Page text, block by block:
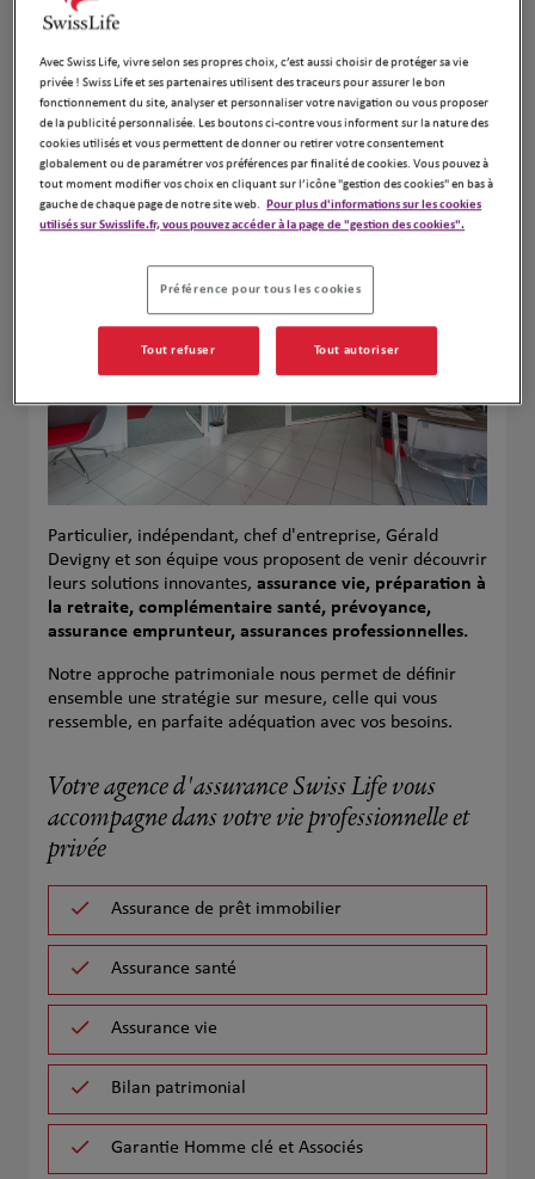
Leaflet| Map ©2026HERE
Naviguer Itinéraire
Particulier, indépendant, chef d'entreprise, Gérald
Devigny et son équipe vous proposent de venir découvrir
leurs solutions innovantes, assurance vie, préparation à
la retraite, complémentaire santé, prévoyance,
assurance emprunteur, assurances professionnelles.
Notre approche patrimoniale nous permet de définir
ensemble une stratégie sur mesure, celle qui vous
ressemble, en parfaite adéquation avec vos besoins.
Votre agence d'assurance Swiss Life vous
accompagne dans votre vie professionnelle et
privée
Assurance de prêt immobilier
Assurance santé
Assurance vie
Bilan patrimonial
Garantie Homme clé et Associés
Avec Swiss Life, vivre selon ses propres choix, c’est aussi choisir de protéger sa vie
privée ! Swiss Life et ses partenaires utilisent des traceurs pour assurer le bon
fonctionnement du site, analyser et personnaliser votre navigation ou vous proposer
de la publicité personnalisée. Les boutons ci-contre vous informent sur la nature des
cookies utilisés et vous permettent de donner ou retirer votre consentement
globalement ou de paramétrer vos préférences par finalité de cookies. Vous pouvez à
tout moment modifier vos choix en cliquant sur l’icône "gestion des cookies" en bas à
gauche de chaque page de notre site web. Pour plus d'informations sur les cookies
utilisés sur Swisslife.fr, vous pouvez accéder à la page de "gestion des cookies".
Préférence pour tous les cookies
Tout refuser Tout autoriser